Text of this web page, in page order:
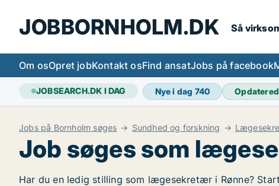
JOBBORNHOLM.DK Så
Om osOpret jobKontakt osFind ansatJobs på facebook
JOBSEARCH.DK I DAG Nye i dag 740
Jobs på Bornholm søges Sundhed og forskning
Job søges som
Har du en ledig stilling som lægesekretær i Rønne?